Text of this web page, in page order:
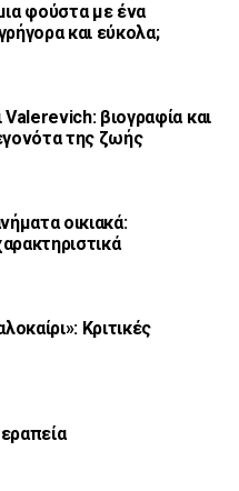
φούστα με ένα
και εύκολα;
βιογραφία και
της ζωής
οικιακά:
Κριτικές